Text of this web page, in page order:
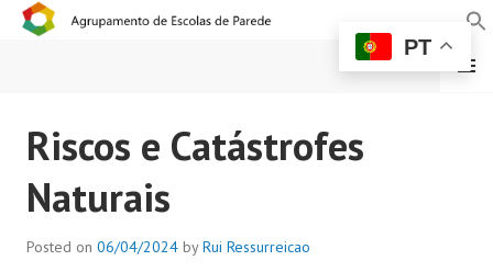
AGRUPAMENTO DE
ESCOLAS DE PAREDE
MENU
Riscos e Catástrofes
Naturais
Posted on 06/04/2024 byRui Ressurreicao
PT